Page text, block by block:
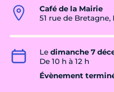
Café de la Mairie
51 rue de Bretagne,
Le dimanche 7
De 10 h à 12 h
Évènement